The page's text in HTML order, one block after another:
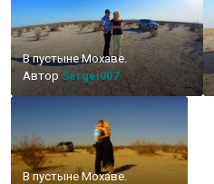
В пустыне Мохаве.
Автор Sergei007
В пустыне Мохаве.